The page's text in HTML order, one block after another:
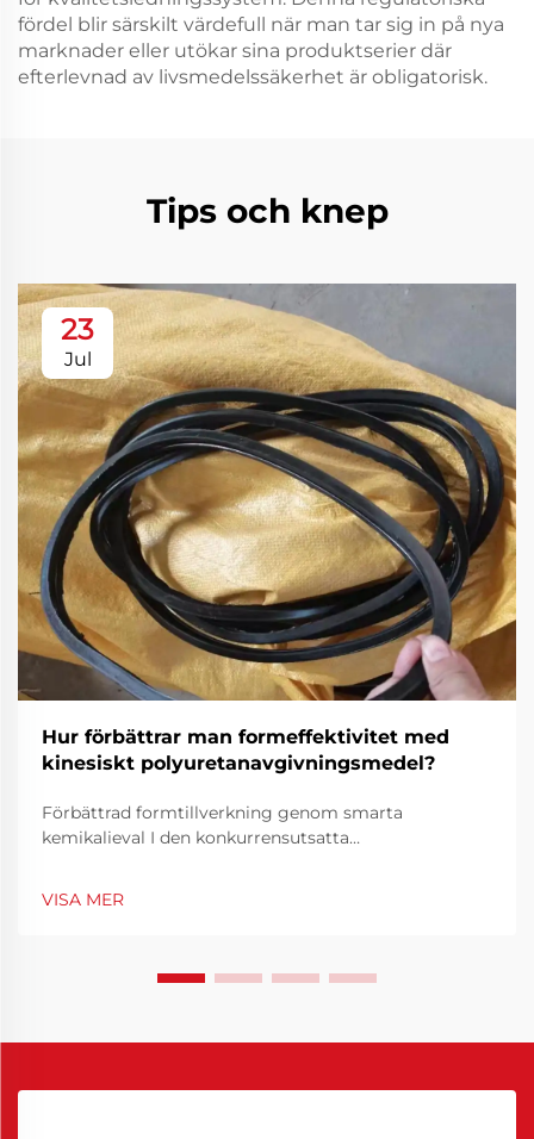
fördel blir särskilt värdefull när man tar sig in på nya
marknader eller utökar sina produktserier där
efterlevnad av livsmedelssäkerhet är obligatorisk.
Tips och knep
23
Jul
Hur förbättrar man formeffektivitet med
kinesiskt polyuretanavgivningsmedel?
Förbättrad formtillverkning genom smarta
kemikalieval I den konkurrensutsatta
nödvändighet. Att optimera hur formarna fungerar
VISA MER